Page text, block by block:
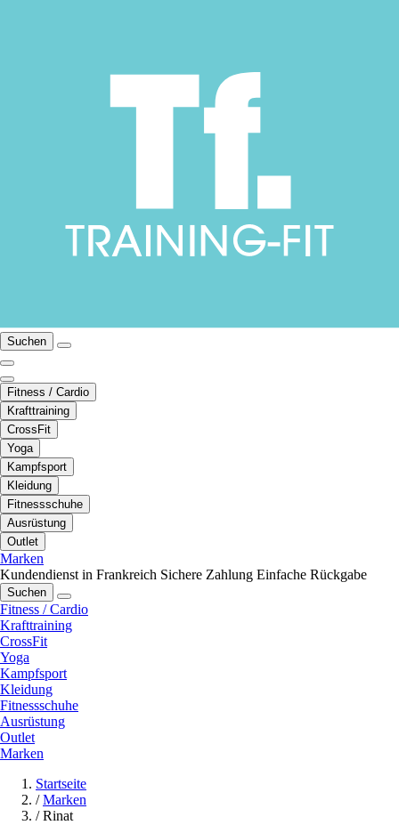
Suchen
Fitness / Cardio
Krafttraining
CrossFit
Yoga
Kampfsport
Kleidung
Fitnessschuhe
Ausrüstung
Outlet
Marken
Kundendienst in Frankreich Sichere Zahlung Einfache Rückgabe
Suchen
Fitness / Cardio
Krafttraining
CrossFit
Yoga
Kampfsport
Kleidung
Fitnessschuhe
Ausrüstung
Outlet
Marken
Startseite
/ Marken
/ Rinat